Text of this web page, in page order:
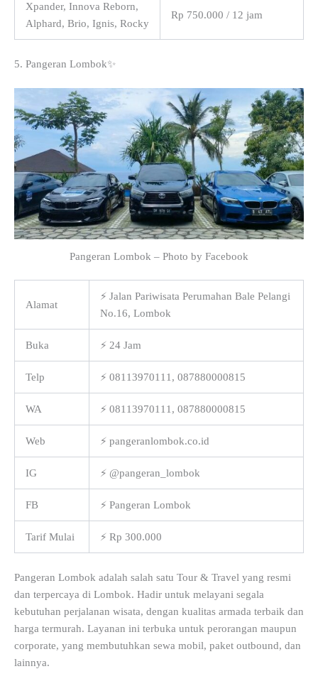
Xpander, Innova Reborn,
Alphard, Brio, Ignis, Rocky
Rp 750.000 / 12 jam
5. Pangeran Lombok✨
Pangeran Lombok – Photo by Facebook
Alamat
⚡ Jalan Pariwisata Perumahan Bale Pelangi
No.16, Lombok
Buka ⚡ 24 Jam
Telp ⚡ 08113970111, 087880000815
WA ⚡ 08113970111, 087880000815
Web ⚡ pangeranlombok.co.id
IG ⚡ @pangeran_lombok
FB ⚡ Pangeran Lombok
Tarif Mulai ⚡ Rp 300.000
Pangeran Lombok adalah salah satu Tour & Travel yang resmi
dan terpercaya di Lombok. Hadir untuk melayani segala
kebutuhan perjalanan wisata, dengan kualitas armada terbaik dan
harga termurah. Layanan ini terbuka untuk perorangan maupun
corporate, yang membutuhkan sewa mobil, paket outbound, dan
lainnya.